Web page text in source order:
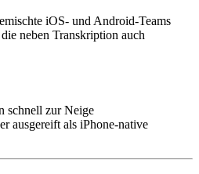
iOS- und Android-Teams
neben Transkription auch
schnell zur Neige
ausgereift als iPhone-native